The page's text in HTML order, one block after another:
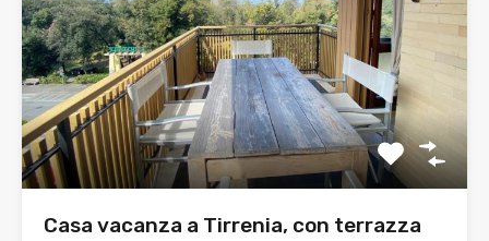
Casa vacanza a Tirrenia, con terrazza